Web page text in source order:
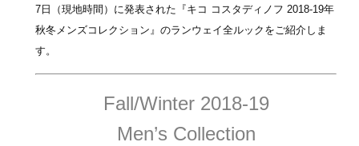
7日（現地時間）に発表された『キコ コスタディノフ 2018-19年
秋冬メンズコレクション』のランウェイ全ルックをご紹介しま
す。
Fall/Winter 2018-19
Men’s Collection